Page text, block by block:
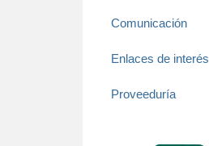
Comunicación
Enlaces de interés
Proveeduría